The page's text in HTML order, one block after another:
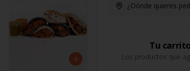
¿Dónde quieres
Tu
Los productos que